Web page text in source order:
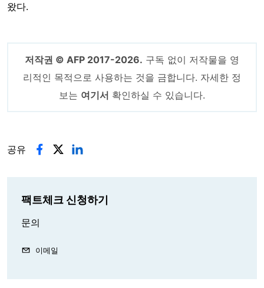
왔다.
저작권 © AFP 2017-2026. 구독 없이 저작물을 영
리적인 목적으로 사용하는 것을 금합니다. 자세한 정
보는 여기서 확인하실 수 있습니다.
공유
팩트체크 신청하기
문의
이메일